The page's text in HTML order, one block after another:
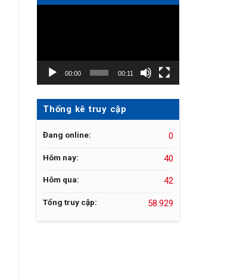
00:00 00:11
Thống kê truy cập
Đang online: 0
Hôm nay: 40
Hôm qua: 42
Tổng truy cập: 58.929